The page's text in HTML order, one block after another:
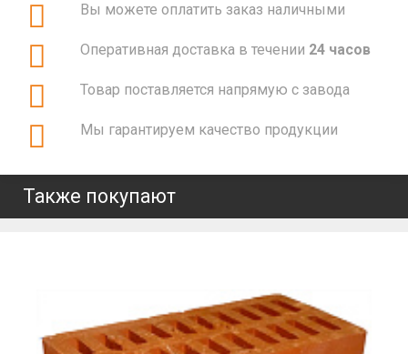
Вы можете оплатить заказ наличными
Оперативная доставка в течении 24 часов
Товар поставляется напрямую с завода
Мы гарантируем качество продукции
Также покупают